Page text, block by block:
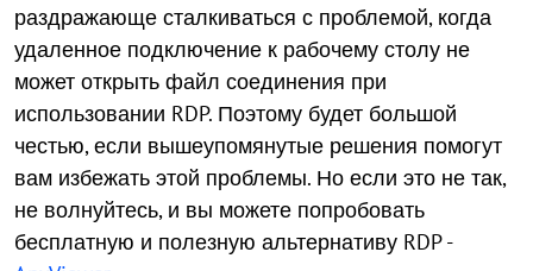
раздражающе сталкиваться с проблемой, когда
удаленное подключение к рабочему столу не
может открыть файл соединения при
использовании RDP. Поэтому будет большой
честью, если вышеупомянутые решения помогут
вам избежать этой проблемы. Но если это не так,
не волнуйтесь, и вы можете попробовать
бесплатную и полезную альтернативу RDP -